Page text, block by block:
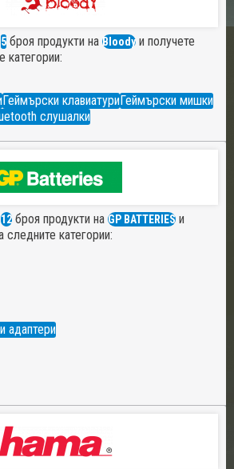
5 броя продукти на Bloody и получете
категории:
Геймърски клавиатуриГеймърски мишки
слушалки
12 броя продукти на GP BATTERIES и
следните категории:
адаптери